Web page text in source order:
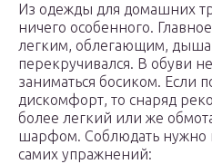
Из одежды для домашних
ничего особенного.
легким, облегающим,
перекручивался. В обуви
заниматься босиком. Если
дискомфорт, то снаряд
более легкий или же
шарфом. Соблюдать нужно
самих упражнений: